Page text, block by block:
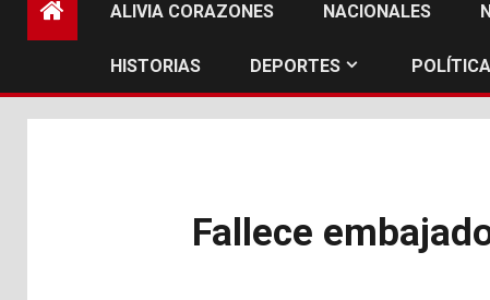
ALIVIA CORAZONES NACIONALES
HISTORIAS DEPORTES
Fallece